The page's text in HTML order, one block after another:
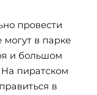
провести
в парке
и большом
пиратском
в